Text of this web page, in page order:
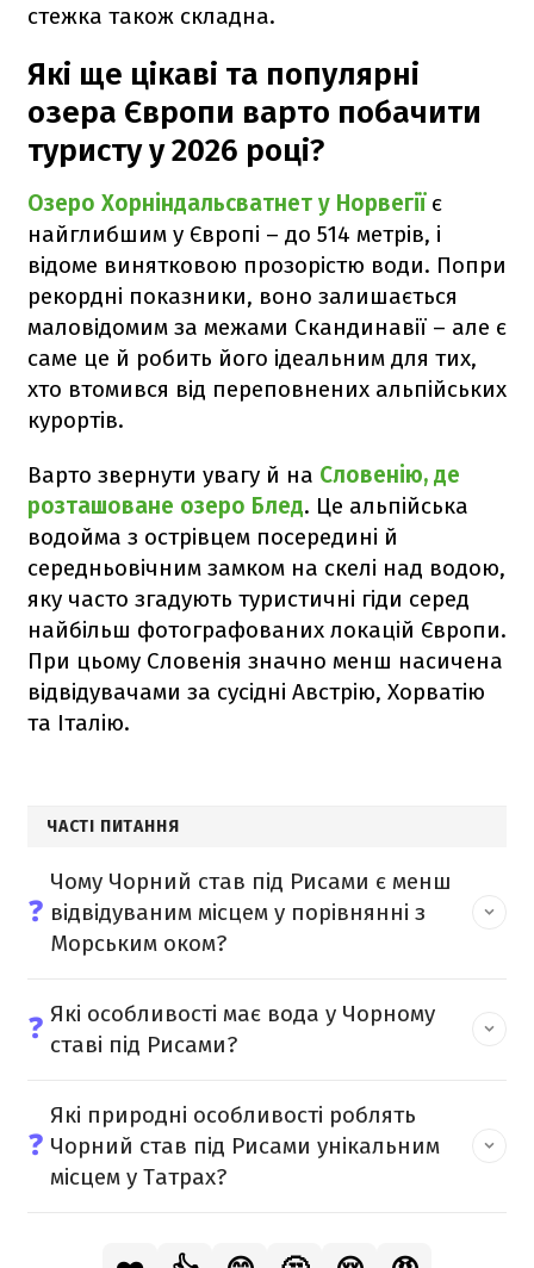
стежка також складна.
Які ще цікаві та популярні
озера Європи варто побачити
туристу у 2026 році?
Озеро Хорніндальсватнет у Норвегіїє
найглибшим у Європі – до 514 метрів, і
відоме винятковою прозорістю води. Попри
рекордні показники, воно залишається
маловідомим за межами Скандинавії – але є
саме це й робить його ідеальним для тих,
хто втомився від переповнених альпійських
курортів.
Варто звернути увагу й на Словенію, де
розташоване озеро Блед. Це альпійська
водойма з острівцем посередині й
середньовічним замком на скелі над водою,
яку часто згадують туристичні гіди серед
найбільш фотографованих локацій Європи.
При цьому Словенія значно менш насичена
відвідувачами за сусідні Австрію, Хорватію
та Італію.
ЧАСТІ ПИТАННЯ
❓
Чому Чорний став під Рисами є менш
відвідуваним місцем у порівнянні з
Морським оком?
❓ Які особливості має вода у Чорному
ставі під Рисами?
❓
Які природні особливості роблять
Чорний став під Рисами унікальним
місцем у Татрах?